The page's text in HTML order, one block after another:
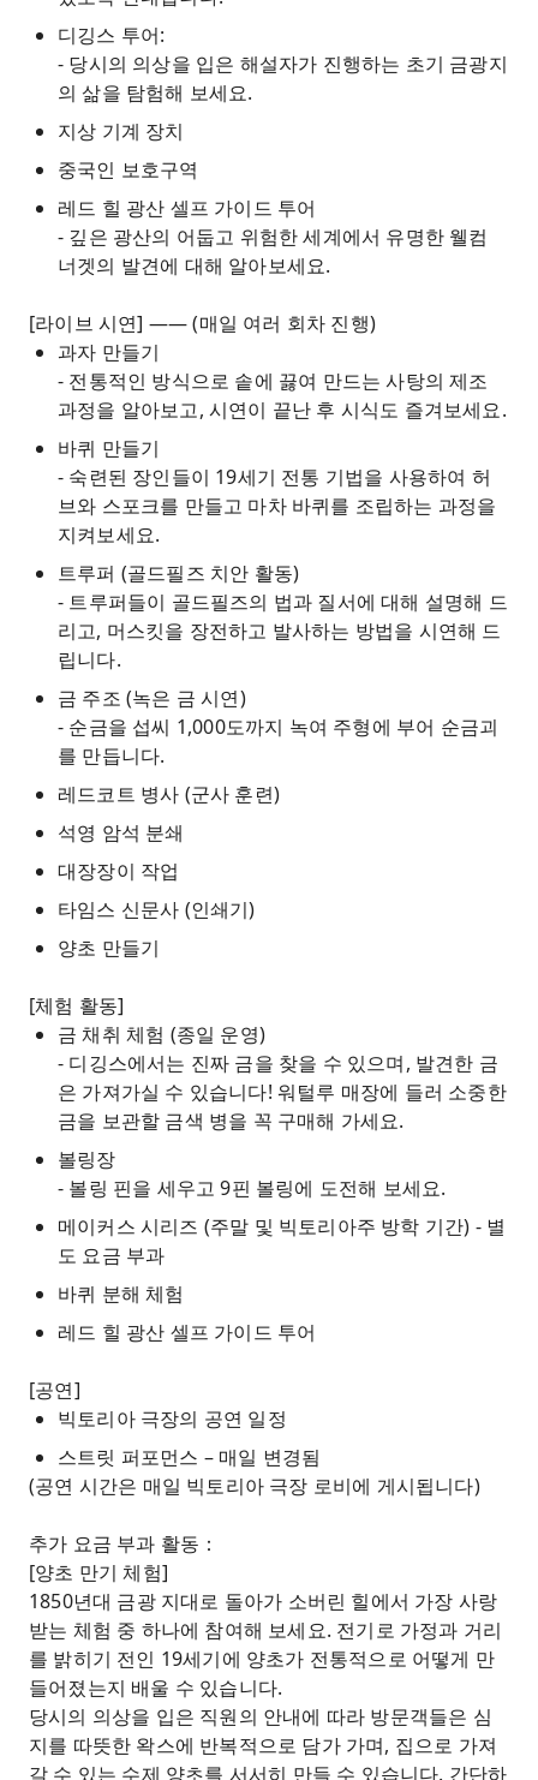
디깅스 투어:
- 당시의 의상을 입은 해설자가 진행하는 초기 금광지
의 삶을 탐험해 보세요.
지상 기계 장치
중국인 보호구역
레드 힐 광산 셀프 가이드 투어
- 깊은 광산의 어둡고 위험한 세계에서 유명한 웰컴
너겟의 발견에 대해 알아보세요.
[라이브 시연] —— (매일 여러 회차 진행)
과자 만들기
- 전통적인 방식으로 솥에 끓여 만드는 사탕의 제조
과정을 알아보고, 시연이 끝난 후 시식도 즐겨보세요.
바퀴 만들기
- 숙련된 장인들이 19세기 전통 기법을 사용하여 허
브와 스포크를 만들고 마차 바퀴를 조립하는 과정을
지켜보세요.
트루퍼 (골드필즈 치안 활동)
- 트루퍼들이 골드필즈의 법과 질서에 대해 설명해 드
리고, 머스킷을 장전하고 발사하는 방법을 시연해 드
립니다.
금 주조 (녹은 금 시연)
- 순금을 섭씨 1,000도까지 녹여 주형에 부어 순금괴
를 만듭니다.
레드코트 병사 (군사 훈련)
석영 암석 분쇄
대장장이 작업
타임스 신문사 (인쇄기)
양초 만들기
[체험 활동]
금 채취 체험 (종일 운영)
- 디깅스에서는 진짜 금을 찾을 수 있으며, 발견한 금
은 가져가실 수 있습니다! 워털루 매장에 들러 소중한
금을 보관할 금색 병을 꼭 구매해 가세요.
볼링장
- 볼링 핀을 세우고 9핀 볼링에 도전해 보세요.
메이커스 시리즈 (주말 및 빅토리아주 방학 기간) - 별
도 요금 부과
바퀴 분해 체험
레드 힐 광산 셀프 가이드 투어
[공연]
빅토리아 극장의 공연 일정
스트릿 퍼포먼스 – 매일 변경됨
(공연 시간은 매일 빅토리아 극장 로비에 게시됩니다)
추가 요금 부과 활동：
[양초 만기 체험]
1850년대 금광 지대로 돌아가 소버린 힐에서 가장 사랑
받는 체험 중 하나에 참여해 보세요. 전기로 가정과 거리
를 밝히기 전인 19세기에 양초가 전통적으로 어떻게 만
들어졌는지 배울 수 있습니다.
당시의 의상을 입은 직원의 안내에 따라 방문객들은 심
지를 따뜻한 왁스에 반복적으로 담가 가며, 집으로 가져
갈 수 있는 수제 양초를 서서히 만들 수 있습니다. 간단하